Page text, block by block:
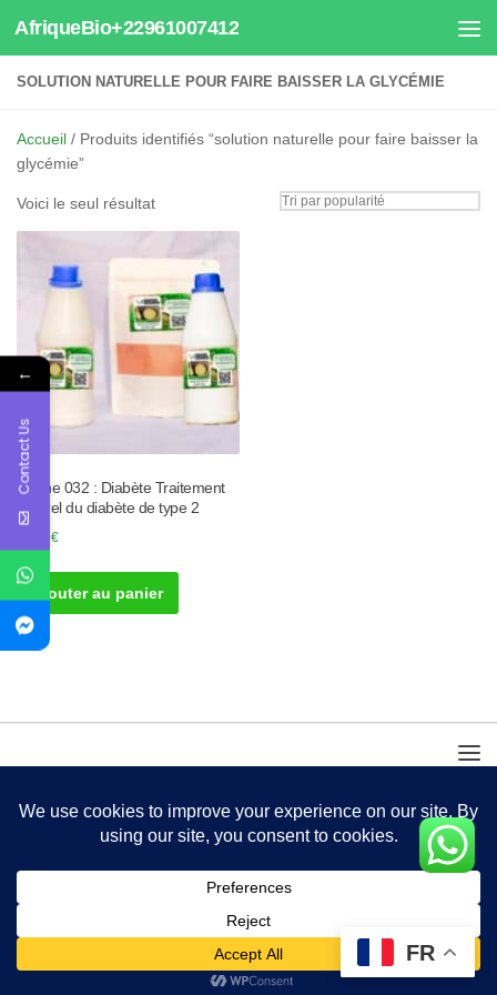
Au dessous du contenu
AfriqueBio+22961007412
SOLUTION NATURELLE POUR FAIRE BAISSER LA GLYCÉMIE
Accueil / Produits identifiés “solution naturelle pour faire baisser la
glycémie”
Voici le seul résultat
Tisane 032 : Diabète Traitement
naturel du diabète de type 2
30.00€
Ajouter au panier
FR
←
Contact Us